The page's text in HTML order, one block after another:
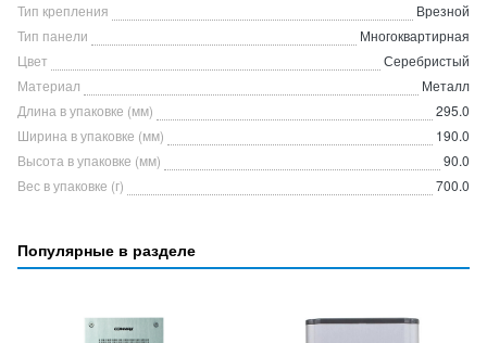
Тип крепления
Врезной
Тип панели
Многоквартирная
Цвет
Серебристый
Материал
Металл
Длина в упаковке (мм)
295.0
Ширина в упаковке (мм)
190.0
Высота в упаковке (мм)
90.0
Вес в упаковке (г)
700.0
Популярные в разделе